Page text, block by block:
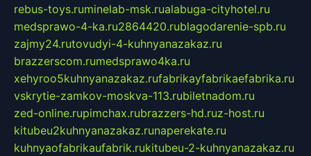
rebus-toys.ruminelab-msk.rualabuga-cityhotel.ru
medsprawo-4-ka.ru2864420.rublagodarenie-spb.ru
zajmy24.rutovudyi-4-kuhnyanazakaz.ru
brazzerscom.rumedsprawo4ka.ru
xehyroo5kuhnyanazakaz.rufabrikayfabrikaefabrika.ru
vskrytie-zamkov-moskva-113.rubiletnadom.ru
zed-online.rupimchax.rubrazzers-hd.ruz-host.ru
kitubeu2kuhnyanazakaz.runaperekate.ru
kuhnyaofabrikaufabrik.rukitubeu-2-kuhnyanazakaz.ru